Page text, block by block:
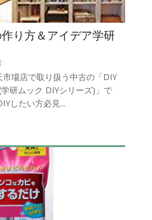
作り方＆アイデア学研
:
場店で取り扱う中古の「DIY
研ムック DIYシリーズ)」で
したい方必見...